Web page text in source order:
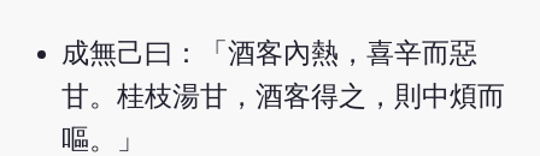
成無己曰：「酒客內熱，喜辛而惡
甘。桂枝湯甘，酒客得之，則中煩而
嘔。」